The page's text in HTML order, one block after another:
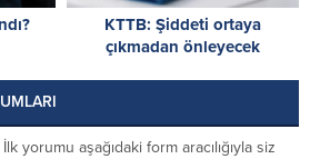
KTTB: Şiddeti ortaya
çıkmadan önleyecek
yorumu aşağıdaki form aracılığıyla siz